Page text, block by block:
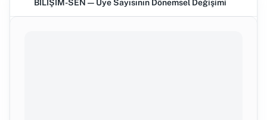
BİLİŞİM-SEN — Üye Sayısının Dönemsel Değişimi